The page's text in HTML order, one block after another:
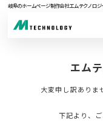
岐阜のホームページ制作会社エムテクノロ
エム
大変申し訳ありま
下記より、